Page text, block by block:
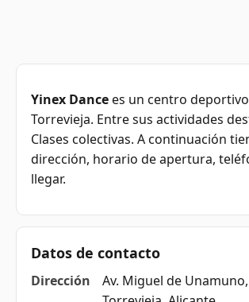
Yinex Dancees un centro
Torrevieja. Entre sus actividades
Clases colectivas. A continuación
dirección, horario de apertura,
llegar.
Datos de contacto
Dirección
Av. Miguel de